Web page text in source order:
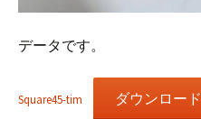
データです。
Square45-tim
ダウンロード